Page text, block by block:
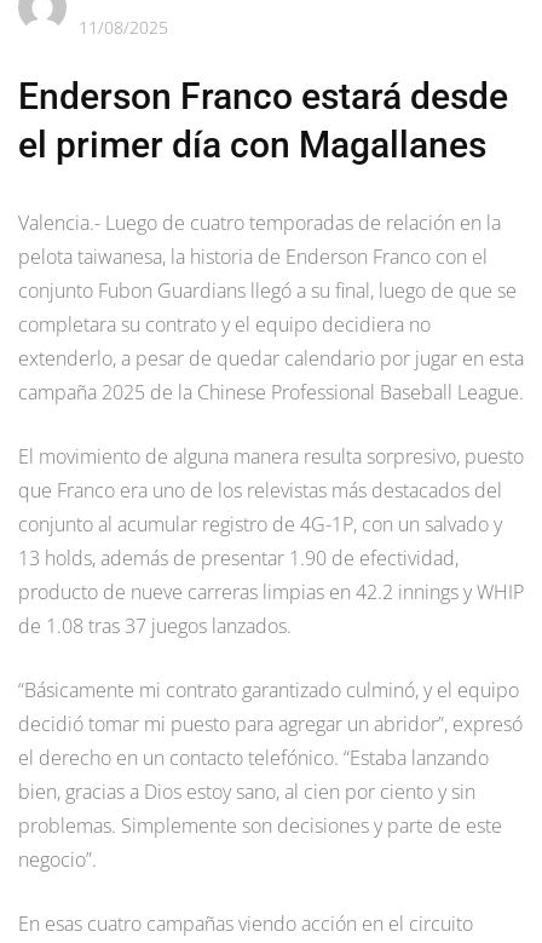
11/08/2025
Enderson Franco estará desde
el primer día con Magallanes
Valencia.- Luego de cuatro temporadas de relación en la
pelota taiwanesa, la historia de Enderson Franco con el
conjunto Fubon Guardians llegó a su final, luego de que se
completara su contrato y el equipo decidiera no
extenderlo, a pesar de quedar calendario por jugar en esta
campaña 2025 de la Chinese Professional Baseball League.
El movimiento de alguna manera resulta sorpresivo, puesto
que Franco era uno de los relevistas más destacados del
conjunto al acumular registro de 4G-1P, con un salvado y
13 holds, además de presentar 1.90 de efectividad,
producto de nueve carreras limpias en 42.2 innings y WHIP
de 1.08 tras 37 juegos lanzados.
“Básicamente mi contrato garantizado culminó, y el equipo
decidió tomar mi puesto para agregar un abridor”, expresó
el derecho en un contacto telefónico. “Estaba lanzando
bien, gracias a Dios estoy sano, al cien por ciento y sin
problemas. Simplemente son decisiones y parte de este
negocio”.
En esas cuatro campañas viendo acción en el circuito